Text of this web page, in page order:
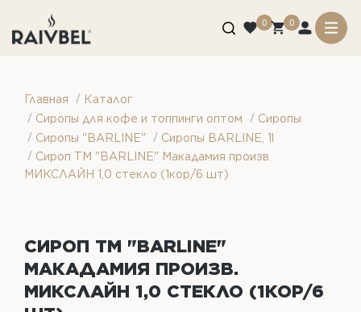
0 0
Главная / Каталог
/ Сиропы для кофе и топпинги оптом / Сиропы
/ Сиропы "BARLINE" / Сиропы BARLINE, 1l
/ Сироп ТМ "BARLINE" Макадамия произв.
МИКСЛАЙН 1,0 стекло (1кор/6 шт)
СИРОП ТМ "BARLINE"
МАКАДАМИЯ ПРОИЗВ.
МИКСЛАЙН 1,0 СТЕКЛО (1КОР/6